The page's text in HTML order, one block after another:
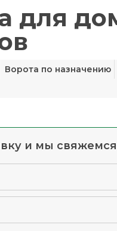
Ворота по назначению
и мы